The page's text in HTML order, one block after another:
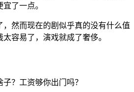
了一点。
然而现在的剧似乎真的没有什么值
容易了，演戏就成了奢侈。
子？工资够你出门吗？